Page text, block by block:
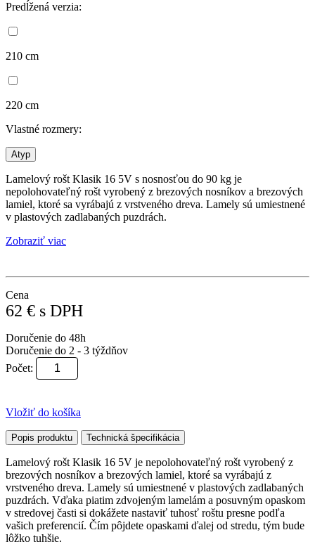
Predĺžená verzia:
210 cm
220 cm
Vlastné rozmery:
Atyp
Lamelový rošt Klasik 16 5V s nosnosťou do 90 kg je
nepolohovateľný rošt vyrobený z brezových nosníkov a brezových
lamiel, ktoré sa vyrábajú z vrstveného dreva. Lamely sú umiestnené
v plastových zadlabaných puzdrách.
Zobraziť viac
Cena
62 € s DPH
Doručenie do 48h
Doručenie do 2 - 3 týždňov
Počet:
Vložiť do košíka
Popis produktu Technická špecifikácia
Lamelový rošt Klasik 16 5V je nepolohovateľný rošt vyrobený z
brezových nosníkov a brezových lamiel, ktoré sa vyrábajú z
vrstveného dreva. Lamely sú umiestnené v plastových zadlabaných
puzdrách. Vďaka piatim zdvojeným lamelám a posuvným opaskom
v stredovej časti si dokážete nastaviť tuhosť roštu presne podľa
vašich preferencií. Čím pôjdete opaskami ďalej od stredu, tým bude
lôžko tuhšie.